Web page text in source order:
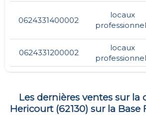
0624331400002
locaux
0624331200002
locaux
Les dernières ventes sur la
Hericourt(62130) sur la Base